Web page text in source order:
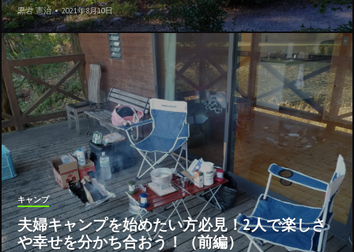
黒岩 憲治 • 2021年8月10日
キャンプ
夫婦キャンプを始めたい方必見！2人で楽しさ
や幸せを分かち合おう！（前編）